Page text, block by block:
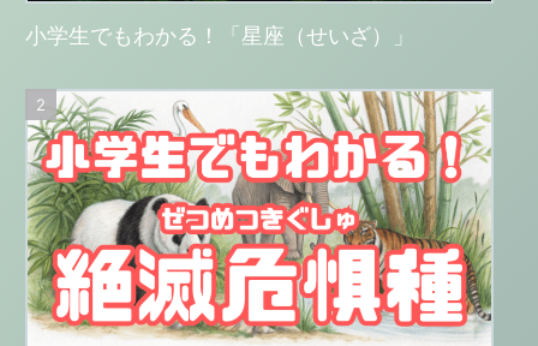
小学生でもわかる！「星座（せいざ）」